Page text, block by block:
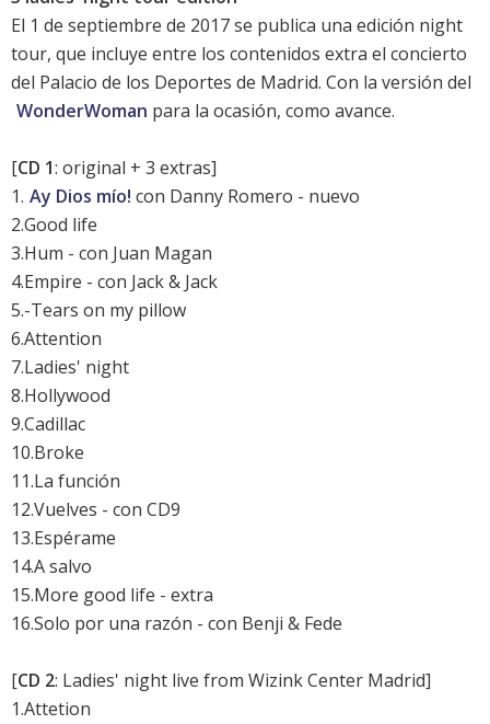
El 1 de septiembre de 2017 se publica una edición night
tour, que incluye entre los contenidos extra el concierto
del Palacio de los Deportes de Madrid. Con la versión del
WonderWoman para la ocasión, como avance.
[CD 1: original + 3 extras]
1. Ay Dios mío! con Danny Romero - nuevo
2.Good life
3.Hum - con Juan Magan
4.Empire - con Jack & Jack
5.-Tears on my pillow
6.Attention
7.Ladies' night
8.Hollywood
9.Cadillac
10.Broke
11.La función
12.Vuelves - con CD9
13.Espérame
14.A salvo
15.More good life - extra
16.Solo por una razón - con Benji & Fede
[CD 2: Ladies' night live from Wizink Center Madrid]
1.Attetion